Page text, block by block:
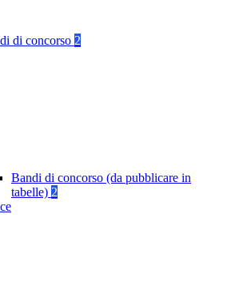
di concorso 2
Bandi di concorso (da pubblicare in
tabelle) 2